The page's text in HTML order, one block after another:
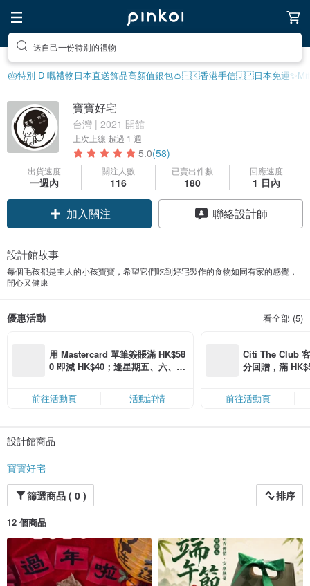
送自己一份特別的禮物
🎂特別 D 嘅禮物日本直送飾品高顏值銀包👛🇭🇰香港手信🇯🇵日本免運
寶寶好宅
台灣 | 2021 開館
上次上線 超過 1 週
5.0(58)
出貨速度
一週內
關注人數
116
已賣出件數
180
回應速度
1 日內
加入關注 聯絡設計師
設計館故事
每個毛孩都是主人的小孩寶寶，希望它們吃到好宅製作的食物如同有家的感覺，
開心又健康
優惠活動 看全部 (5)
用 Mastercard 單筆簽賬滿 HK$58
0 即減 HK$40；逢星期五、六、日
卡」結帳）
前往活動頁 活動詳情
Citi The Club
分回贈，滿
前往活動頁
設計館商品
寶寶好宅
篩選商品 ( 0 )
排序
12 個商品